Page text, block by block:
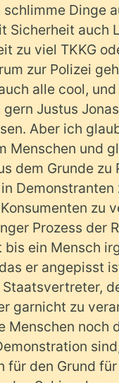
Dinge
Sicherheit auch
zu viel TKKG
zur Polizei
alle cool,
Justus
Aber ich
Menschen und
dem Grunde zu
Demonstranten
zu
Prozess der
ein Mensch
er angepisst
garnicht zu
Menschen noch
den Grund für